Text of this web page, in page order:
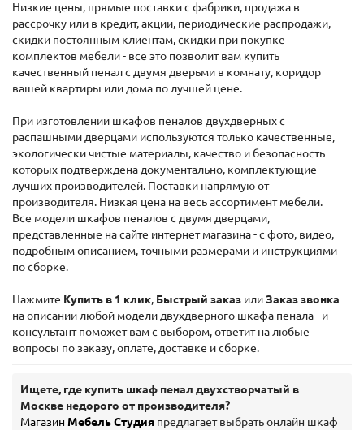
Низкие цены, прямые поставки с фабрики, продажа в
рассрочку или в кредит, акции, периодические распродажи,
скидки постоянным клиентам, скидки при покупке
комплектов мебели - все это позволит вам купить
качественный пенал с двумя дверьми в комнату, коридор
вашей квартиры или дома по лучшей цене.
При изготовлении шкафов пеналов двухдверных с
распашными дверцами используются только качественные,
экологически чистые материалы, качество и безопасность
которых подтверждена документально, комплектующие
лучших производителей. Поставки напрямую от
производителя. Низкая цена на весь ассортимент мебели.
Все модели шкафов пеналов с двумя дверцами,
представленные на сайте интернет магазина - с фото, видео,
подробным описанием, точными размерами и инструкциями
по сборке.
Нажмите Купить в 1 клик, Быстрый заказ илиЗаказ звонка
на описании любой модели двухдверного шкафа пенала - и
консультант поможет вам с выбором, ответит на любые
вопросы по заказу, оплате, доставке и сборке.
Ищете, где купить шкаф пенал двухстворчатый в
Москве недорого от производителя?
Магазин Мебель Студия предлагает выбрать онлайн шкаф